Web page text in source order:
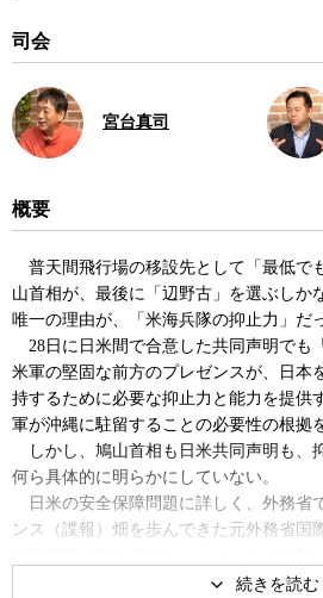
著書
私とスパイの物語 戦後史
司会
宮台真司
概要
普天間飛行場の移設先として「最低で
山首相が、最後に「辺野古」を選ぶしか
唯一の理由が、「米海兵隊の抑止力」だ
28日に日米間で合意した共同声明でも
米軍の堅固な前方のプレゼンスが、日本
持するために必要な抑止力と能力を提供
軍が沖縄に駐留することの必要性の根拠
しかし、鳩山首相も日米共同声明も、
何ら具体的に明らかにしていない。
日米の安全保障問題に詳しく、外務省
ンス（諜報）畑を歩んできた元外務省国